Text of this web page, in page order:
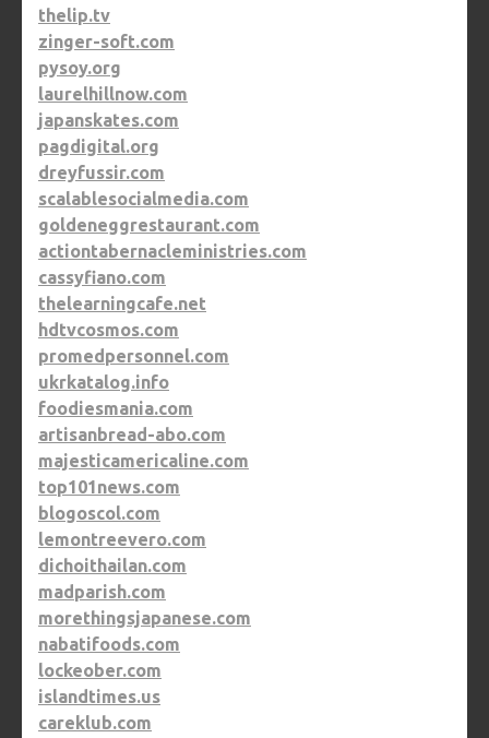
thelip.tv
zinger-soft.com
pysoy.org
laurelhillnow.com
japanskates.com
pagdigital.org
dreyfussir.com
scalablesocialmedia.com
goldeneggrestaurant.com
actiontabernacleministries.com
cassyfiano.com
thelearningcafe.net
hdtvcosmos.com
promedpersonnel.com
ukrkatalog.info
foodiesmania.com
artisanbread-abo.com
majesticamericaline.com
top101news.com
blogoscol.com
lemontreevero.com
dichoithailan.com
madparish.com
morethingsjapanese.com
nabatifoods.com
lockeober.com
islandtimes.us
careklub.com